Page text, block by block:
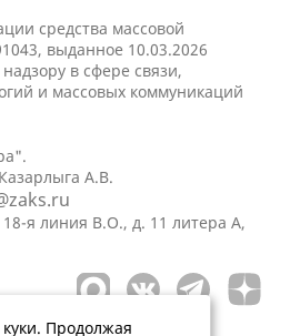
средства массовой
выданное 10.03.2026
в сфере связи,
и массовых коммуникаций
А.В.
я линия В.О., д. 11 литера А,
Продолжая